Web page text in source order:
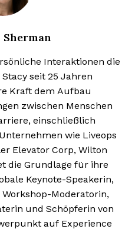
Sherman
Interaktionen die
seit 25 Jahren
Kraft dem Aufbau
zwischen Menschen
einschließlich
wie Liveops
Elevator Corp, Wilton
die Grundlage für ihre
Keynote-Speakerin,
Moderatorin,
und Schöpferin von
auf Experience